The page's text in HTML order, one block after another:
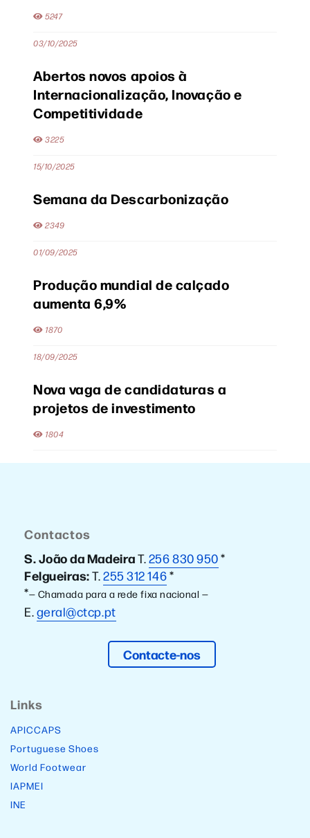
5247
03/10/2025
Abertos novos apoios à
Internacionalização, Inovação e
Competitividade
3225
15/10/2025
Semana da Descarbonização
2349
01/09/2025
Produção mundial de calçado
aumenta 6,9%
1870
18/09/2025
Nova vaga de candidaturas a
projetos de investimento
1804
Contactos
S. João da MadeiraT.256 830 950*
Felgueiras:T.255 312 146*
*— Chamada para a rede fixa nacional —
E.geral@ctcp.pt
Contacte-nos
Links
APICCAPS
Portuguese Shoes
World Footwear
IAPMEI
INE